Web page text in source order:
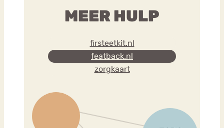
MEER HULP
firsteetkit.nl
featback.nl
zorgkaart